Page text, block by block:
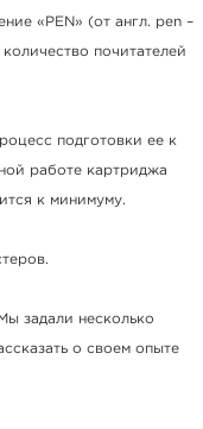
«PEN» (от англ. pen –
почитателей
подготовки ее к
работе картриджа
к минимуму.
задали несколько
о своем опыте